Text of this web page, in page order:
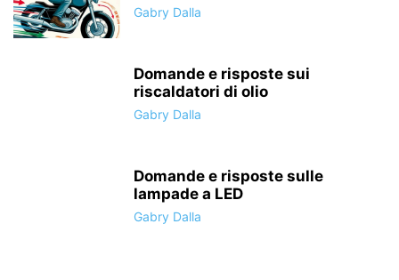
Gabry Dalla
Domande e risposte sui
riscaldatori di olio
Gabry Dalla
Domande e risposte sulle
lampade a LED
Gabry Dalla